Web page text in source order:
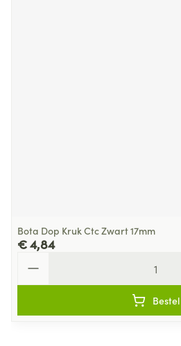
Bota Dop Kruk Ctc Zwart 17mm
€ 4,84
Bestel